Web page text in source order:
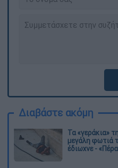
Διαβάστε ακόμη
Τα «γεράκια»
μεγάλη φωτιά
έδιωχνε -